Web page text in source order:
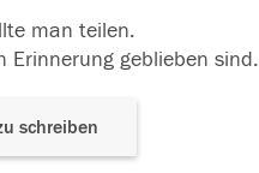
man teilen.
Erinnerung geblieben sind.
schreiben